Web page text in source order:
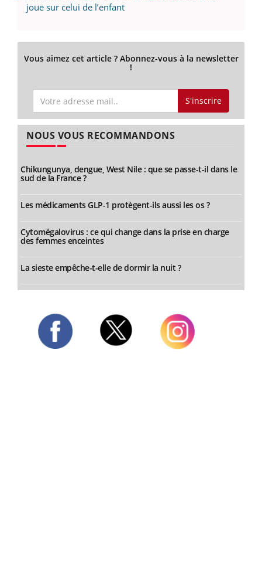
joue sur celui de l’enfant
Vous aimez cet article ? Abonnez-vous à la newsletter
!
S'inscrire
NOUS VOUS RECOMMANDONS
Chikungunya, dengue, West Nile : que se passe-t-il dans le
sud de la France ?
Les médicaments GLP-1 protègent-ils aussi les os ?
Cytomégalovirus : ce qui change dans la prise en charge
des femmes enceintes
La sieste empêche-t-elle de dormir la nuit ?